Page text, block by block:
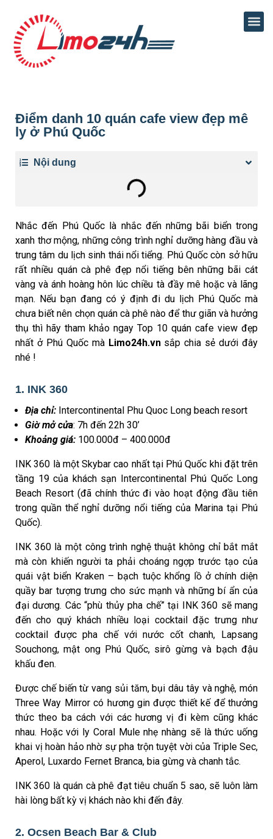
Điểm danh 10 quán cafe view đẹp mê
ly ở Phú Quốc
Nội dung
Nhắc đến Phú Quốc là nhắc đến những bãi biển trong
xanh thơ mộng, những công trình nghỉ dưỡng hàng đầu và
trung tâm du lịch sinh thái nổi tiểng. Phú Quốc còn sở hữu
rất nhiều quán cà phê đẹp nổi tiếng bên những bãi cát
vàng và ánh hoàng hôn lúc chiều tà đầy mê hoặc và lãng
mạn. Nếu bạn đang có ý định đi du lịch Phú Quốc mà
chưa biết nên chọn quán cà phê nào để thư giãn và hưởng
thụ thì hãy tham khảo ngay Top 10 quán cafe view đẹp
nhất ở Phú Quốc mà Limo24h.vnsắp chia sẻ dưới đây
nhé !
1. INK 360
Địa chỉ: Intercontinental Phu Quoc Long beach resort
Giờ mở cửa: 7h đến 22h 30’
Khoảng giá: 100.000đ – 400.000đ
INK 360 là một Skybar cao nhất tại Phú Quốc khi đặt trên
tầng 19 của khách sạn Intercontinental Phú Quốc Long
Beach Resort (đã chính thức đi vào hoạt động đầu tiên
trong quần thể nghỉ dưỡng nổi tiếng của Marina tại Phú
Quốc).
INK 360 là một công trình nghệ thuật không chỉ bắt mắt
mà còn khiến người ta phải choáng ngợp trước tạo của
quái vật biển Kraken – bạch tuộc khổng lồ ở chính diện
quầy bar tượng trưng cho sức mạnh và những bí ẩn của
đại dương. Các “phù thủy pha chế” tại INK 360 sẽ mang
đến cho quý khách nhiều loại cocktail đặc trưng như
cocktail được pha chế với nước cốt chanh, Lapsang
Souchong, mật ong Phú Quốc, sirô gừng và bạch đậu
khấu đen.
Được chế biến từ vang sủi tăm, bụi dâu tây và nghệ, món
Three Way Mirror có hương gin được thiết kế để thưởng
thức theo ba cách với các hương vị đi kèm cũng khác
nhau. Hoặc với ly Coral Mule nhẹ nhàng sẽ là thức uống
khai vị hoàn hảo nhờ sự pha trộn tuyệt vời của Triple Sec,
Aperol, Luxardo Fernet Branca, bia gừng và chanh tắc.
INK 360 là quán cà phê đạt tiêu chuẩn 5 sao, sẽ luôn làm
hài lòng bất kỳ vị khách nào khi đến đây.
2. Ocsen Beach Bar & Club